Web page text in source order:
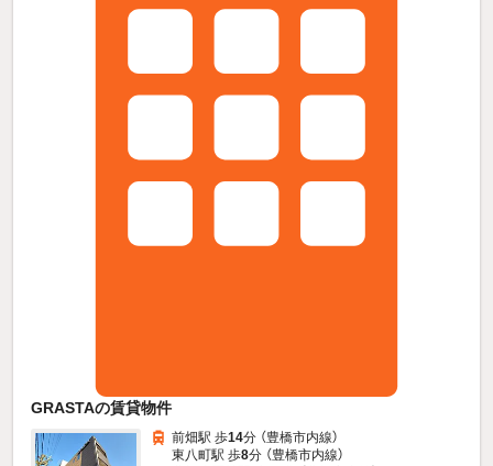
GRASTAの賃貸物件
前畑駅 歩14分 （豊橋市内線）
東八町駅 歩8分 （豊橋市内線）